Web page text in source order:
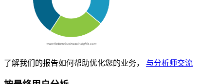
了解我们的报告如何帮助优化您的业务， 与分析师交流